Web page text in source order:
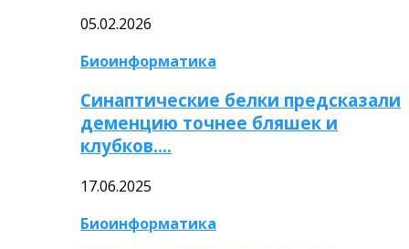
05.02.2026
Биоинформатика
Синаптические белки предсказали
деменцию точнее бляшек и
клубков….
17.06.2025
Биоинформатика